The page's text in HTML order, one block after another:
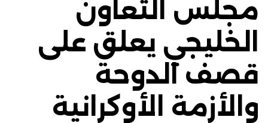
مجلس التعاون
الخليجي يعلق على
قصف الدوحة
والأزمة الأوكرانية